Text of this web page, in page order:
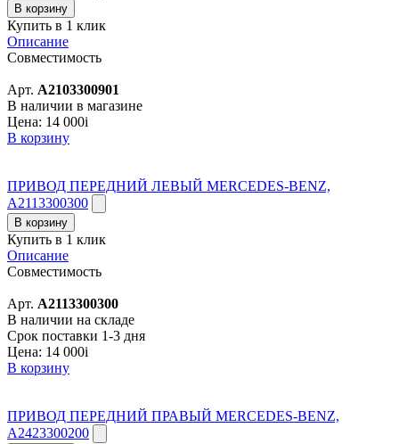
В корзину
Купить в 1 клик
Описание
Совместимость
Арт. A2103300901
В наличии в магазине
Цена: 14 000i
В корзину
ПРИВОД ПЕРЕДНИЙ ЛЕВЫЙ MERCEDES-BENZ,
A2113300300
В корзину
Купить в 1 клик
Описание
Совместимость
Арт. A2113300300
В наличии на складе
Срок поставки 1-3 дня
Цена: 14 000i
В корзину
ПРИВОД ПЕРЕДНИЙ ПРАВЫЙ MERCEDES-BENZ,
A2423300200